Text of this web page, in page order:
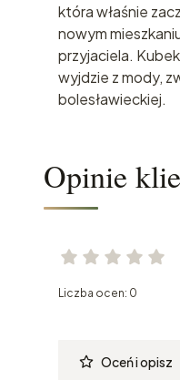
która właśnie
nowym
przyjaciela.
wyjdzie z mody,
bolesławieckiej.
Opinie
Liczba ocen: 0
Oceń i opisz